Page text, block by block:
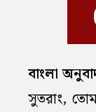
বাংলা
সুতরাং,